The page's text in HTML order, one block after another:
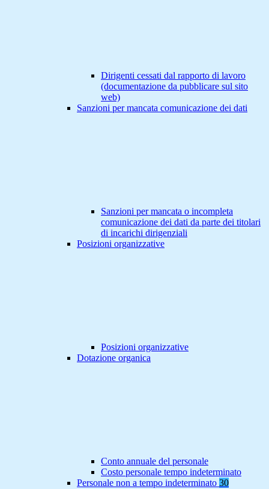
Dirigenti cessati dal rapporto di lavoro
(documentazione da pubblicare sul sito
web)
Sanzioni per mancata comunicazione dei dati
Sanzioni per mancata o incompleta
comunicazione dei dati da parte dei titolari
di incarichi dirigenziali
Posizioni organizzative
Posizioni organizzative
Dotazione organica
Conto annuale del personale
Costo personale tempo indeterminato
Personale non a tempo indeterminato 30